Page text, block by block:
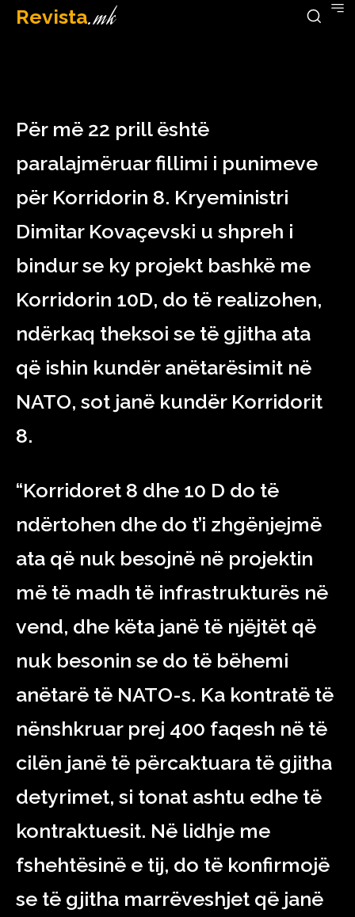
Revista.mk
April 19, 2023
Për më 22 prill është
paralajmëruar fillimi i punimeve
për Korridorin 8. Kryeministri
Dimitar Kovaçevski u shpreh i
bindur se ky projekt bashkë me
Korridorin 10D, do të realizohen,
ndërkaq theksoi se të gjitha ata
që ishin kundër anëtarësimit në
NATO, sot janë kundër Korridorit
8.
“Korridoret 8 dhe 10 D do të
ndërtohen dhe do t’i zhgënjejmë
ata që nuk besojnë në projektin
më të madh të infrastrukturës në
vend, dhe këta janë të njëjtët që
nuk besonin se do të bëhemi
anëtarë të NATO-s. Ka kontratë të
nënshkruar prej 400 faqesh në të
cilën janë të përcaktuara të gjitha
detyrimet, si tonat ashtu edhe të
kontraktuesit. Në lidhje me
fshehtësinë e tij, do të konfirmojë
se të gjitha marrëveshjet që janë